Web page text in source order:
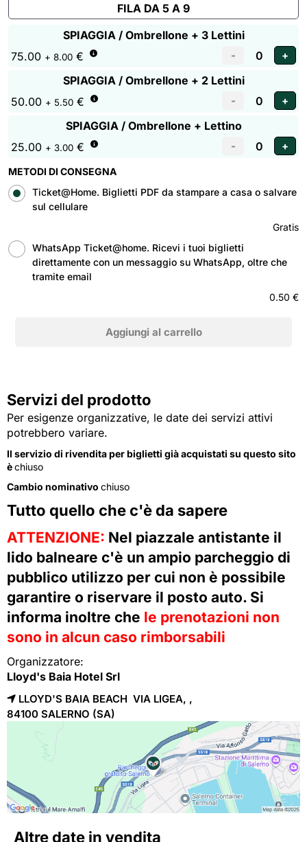
FILA DA 5 A 9
SPIAGGIA / Ombrellone + 3 Lettini
75.00 + 8.00 €
SPIAGGIA / Ombrellone + 2 Lettini
50.00 + 5.50 €
SPIAGGIA / Ombrellone + Lettino
25.00 + 3.00 €
METODI DI CONSEGNA
Ticket@Home. Biglietti PDF da stampare a casa o salvare
sul cellulare
Gratis
WhatsApp Ticket@home. Ricevi i tuoi biglietti
direttamente con un messaggio su WhatsApp, oltre che
tramite email
0.50 €
Servizi del prodotto
Per esigenze organizzative, le date dei servizi attivi
potrebbero variare.
Il servizio di rivendita per biglietti già acquistati su questo sito
èchiuso
Cambio nominativo chiuso
Tutto quello che c'è da sapere
ATTENZIONE: Nel piazzale antistante il
lido balneare c'è un ampio parcheggio di
pubblico utilizzo per cui non è possibile
garantire o riservare il posto auto. Si
informa inoltre che le prenotazioni non
sono in alcun caso rimborsabili
Organizzatore:
Lloyd's Baia Hotel Srl
LLOYD'S BAIA BEACH VIA LIGEA, ,
84100 SALERNO (SA)
Altre date in vendita